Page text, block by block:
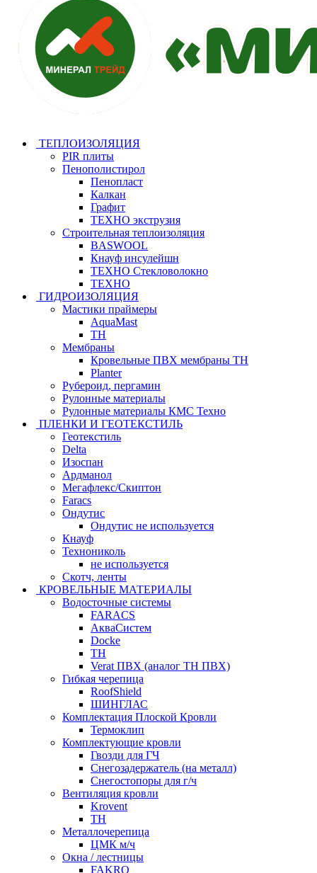
ТЕПЛОИЗОЛЯЦИЯ
PIR плиты
Пенополистирол
Пенопласт
Калкан
Графит
ТЕХНО экструзия
Строительная теплоизоляция
BASWOOL
Кнауф инсулейшн
ТЕХНО Стекловолокно
ТЕХНО
ГИДРОИЗОЛЯЦИЯ
Мастики праймеры
AquaMast
ТН
Мембраны
Кровельные ПВХ мембраны ТН
Planter
Рубероид, пергамин
Рулонные материалы
Рулонные материалы КМС Техно
ПЛЕНКИ И ГЕОТЕКСТИЛЬ
Геотекстиль
Delta
Изоспан
Ардманол
Мегафлекс/Скиптон
Faracs
Ондутис
Ондутис не используется
Кнауф
Технониколь
не используется
Скотч, ленты
КРОВЕЛЬНЫЕ МАТЕРИАЛЫ
Водосточные системы
FARACS
АкваСистем
Docke
ТН
Verat ПВХ (аналог ТН ПВХ)
Гибкая черепица
RoofShield
ШИНГЛАС
Комплектация Плоской Кровли
Термоклип
Комплектующие кровли
Гвозди для ГЧ
Снегозадержатель (на металл)
Снегостопоры для г/ч
Вентиляция кровли
Krovent
ТН
Металлочерепица
ЦМК м/ч
Окна / лестницы
FAKRO